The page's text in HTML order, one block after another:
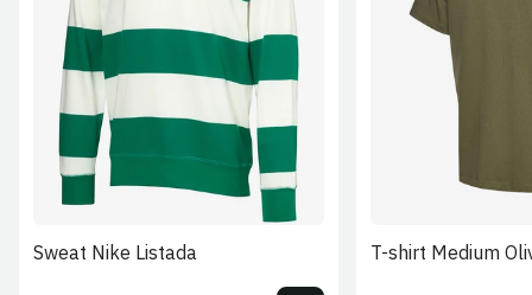
S XL 2XL
Sweat Nike Listada T-shirt Medium